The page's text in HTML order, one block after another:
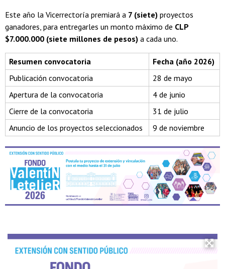
Este año la Vicerrectoría premiará a 7 (siete) proyectos
ganadores, para entregarles un monto máximo de CLP
$7.000.000 (siete millones de pesos) a cada uno.
Resumen convocatoria
Fecha (año 2026)
Publicación convocatoria
28 de mayo
Apertura de la convocatoria
4 de junio
Cierre de la convocatoria
31 de julio
Anuncio de los proyectos seleccionados
9 de noviembre